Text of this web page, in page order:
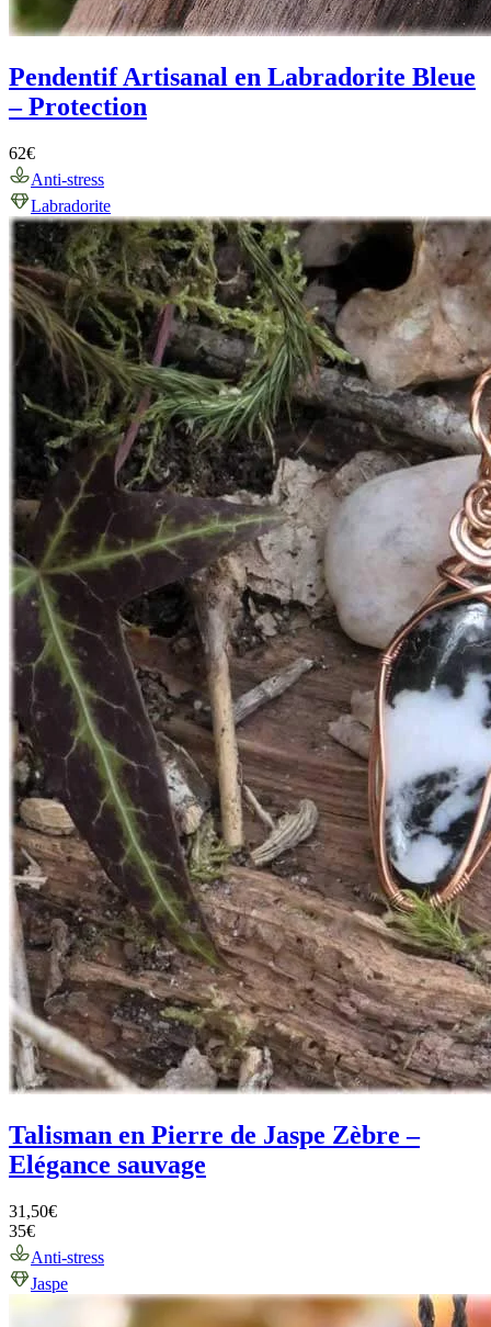
Pendentif Artisanal en Labradorite Bleue
– Protection
62€
Anti-stress
Labradorite
Talisman en Pierre de Jaspe Zèbre –
Elégance sauvage
31,50€
35€
Anti-stress
Jaspe